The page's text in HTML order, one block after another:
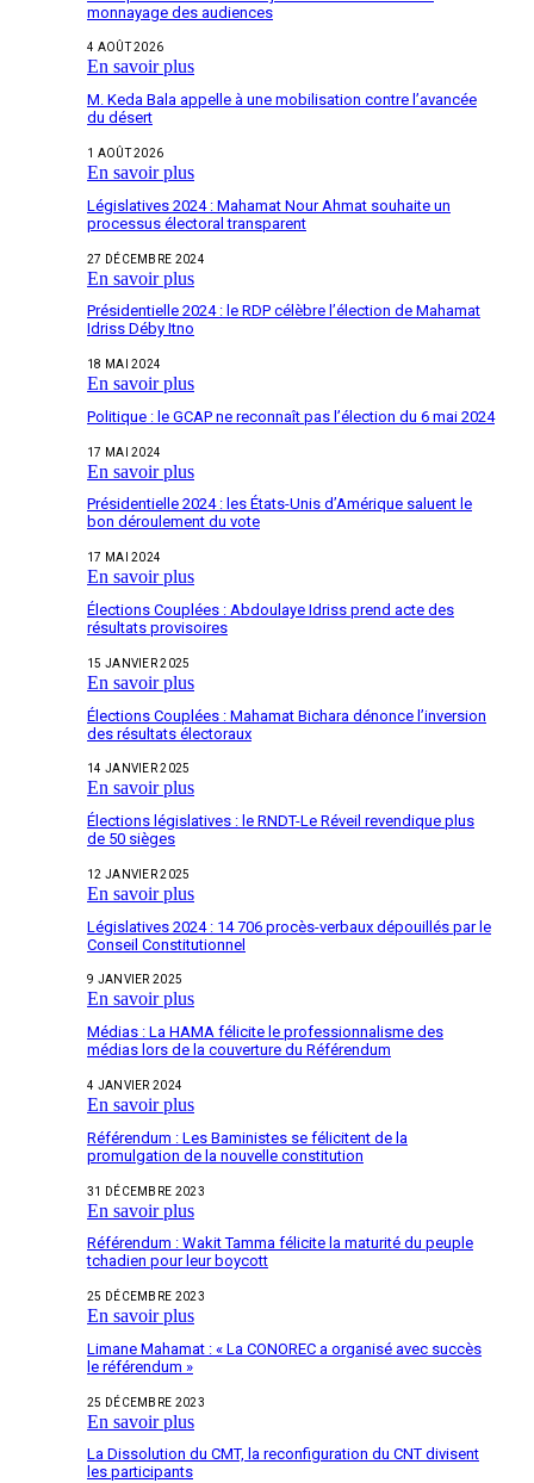
monnayage des audiences
4 AOÛT 2026
En savoir plus
M. Keda Bala appelle à une mobilisation contre l’avancée
du désert
1 AOÛT 2026
En savoir plus
Législatives 2024 : Mahamat Nour Ahmat souhaite un
processus électoral transparent
27 DÉCEMBRE 2024
En savoir plus
Présidentielle 2024 : le RDP célèbre l’élection de Mahamat
Idriss Déby Itno
18 MAI 2024
En savoir plus
Politique : le GCAP ne reconnaît pas l’élection du 6 mai 2024
17 MAI 2024
En savoir plus
Présidentielle 2024 : les États-Unis d’Amérique saluent le
bon déroulement du vote
17 MAI 2024
En savoir plus
Élections Couplées : Abdoulaye Idriss prend acte des
résultats provisoires
15 JANVIER 2025
En savoir plus
Élections Couplées : Mahamat Bichara dénonce l’inversion
des résultats électoraux
14 JANVIER 2025
En savoir plus
Élections législatives : le RNDT-Le Réveil revendique plus
de 50 sièges
12 JANVIER 2025
En savoir plus
Législatives 2024 : 14 706 procès-verbaux dépouillés par le
Conseil Constitutionnel
9 JANVIER 2025
En savoir plus
Médias : La HAMA félicite le professionnalisme des
médias lors de la couverture du Référendum
4 JANVIER 2024
En savoir plus
Référendum : Les Baministes se félicitent de la
promulgation de la nouvelle constitution
31 DÉCEMBRE 2023
En savoir plus
Référendum : Wakit Tamma félicite la maturité du peuple
tchadien pour leur boycott
25 DÉCEMBRE 2023
En savoir plus
Limane Mahamat : « La CONOREC a organisé avec succès
le référendum »
25 DÉCEMBRE 2023
En savoir plus
La Dissolution du CMT, la reconfiguration du CNT divisent
les participants